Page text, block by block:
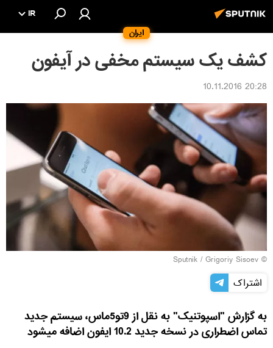
ایران
IR
کشف یک سیستم مخفی در آیفون
20:28 10.11.2016
© Sputnik / Grigoriy Sisoev
اشتراک
به گزارش "اسپوتنیک" به نقل از 9تو5ماس، سیستم جدید
تماس اضطراری در نسخه جدید 10.2 ایفون اضافه میشود